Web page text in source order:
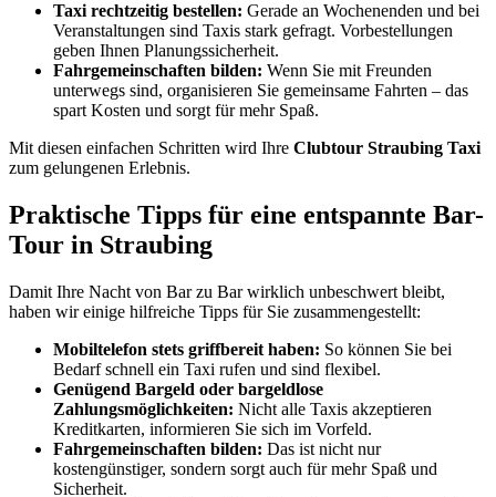
Taxi rechtzeitig bestellen: Gerade an Wochenenden und bei
Veranstaltungen sind Taxis stark gefragt. Vorbestellungen
geben Ihnen Planungssicherheit.
Fahrgemeinschaften bilden: Wenn Sie mit Freunden
unterwegs sind, organisieren Sie gemeinsame Fahrten – das
spart Kosten und sorgt für mehr Spaß.
Mit diesen einfachen Schritten wird Ihre Clubtour Straubing Taxi
zum gelungenen Erlebnis.
Praktische Tipps für eine entspannte Bar-
Tour in Straubing
Damit Ihre Nacht von Bar zu Bar wirklich unbeschwert bleibt,
haben wir einige hilfreiche Tipps für Sie zusammengestellt:
Mobiltelefon stets griffbereit haben: So können Sie bei
Bedarf schnell ein Taxi rufen und sind flexibel.
Genügend Bargeld oder bargeldlose
Zahlungsmöglichkeiten: Nicht alle Taxis akzeptieren
Kreditkarten, informieren Sie sich im Vorfeld.
Fahrgemeinschaften bilden: Das ist nicht nur
kostengünstiger, sondern sorgt auch für mehr Spaß und
Sicherheit.